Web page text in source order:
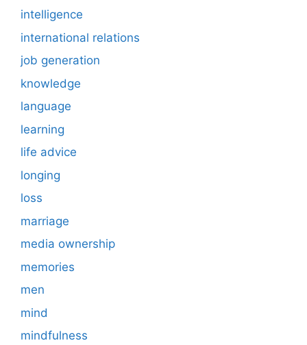
intelligence
international relations
job generation
knowledge
language
learning
life advice
longing
loss
marriage
media ownership
memories
men
mind
mindfulness